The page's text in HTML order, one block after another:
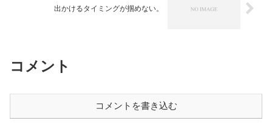
出かけるタイミングが掴めない。
コメント
コメントを書き込む